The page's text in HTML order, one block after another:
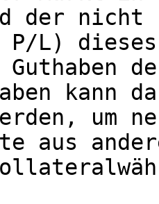
der
L) dieses
Guthaben
kann
um
aus